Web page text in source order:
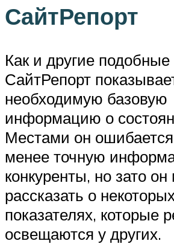
СайтРепорт
Как и другие
СайтРепорт
необходимую базовую
информацию о
Местами он
менее точную
конкуренты, но зато
рассказать о
показателях, которые
освещаются у других.